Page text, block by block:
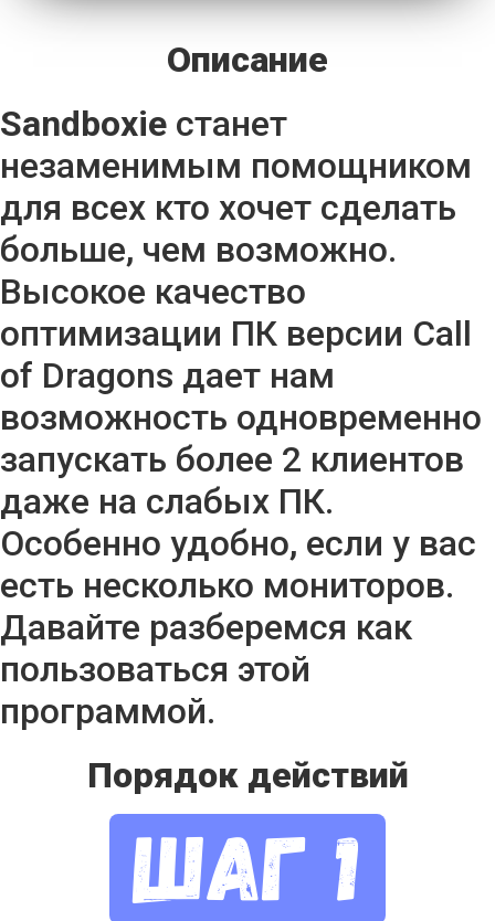
Описание
Sandboxie станет
незаменимым помощником
для всех кто хочет сделать
больше, чем возможно.
Высокое качество
оптимизации ПК версии Call
of Dragons дает нам
возможность одновременно
запускать более 2 клиентов
даже на слабых ПК.
Особенно удобно, если у вас
есть несколько мониторов.
Давайте разберемся как
пользоваться этой
программой.
Порядок действий